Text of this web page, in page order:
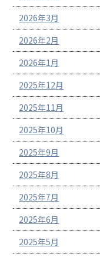
2026年3月
2026年2月
2026年1月
2025年12月
2025年11月
2025年10月
2025年9月
2025年8月
2025年7月
2025年6月
2025年5月